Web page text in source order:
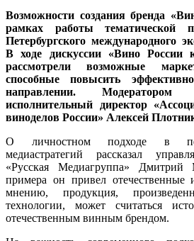
Возможности создания бренда
рамках работы тематической
Петербургского международного
В ходе дискуссии «Вино России
рассмотрели возможные
способные повысить
направлении.
исполнительный директор
виноделов России» Алексей
О личностном подходе в
медиастратегий рассказал
«Русская Медиагруппа» Дмитрий
примера он привел
мнению, продукция,
технологии, может считаться
отечественным винным брендом.